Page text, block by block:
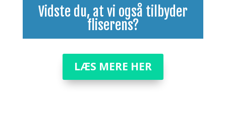
Vidste du, at vi også tilbyder
fliserens?
LÆS MERE HER